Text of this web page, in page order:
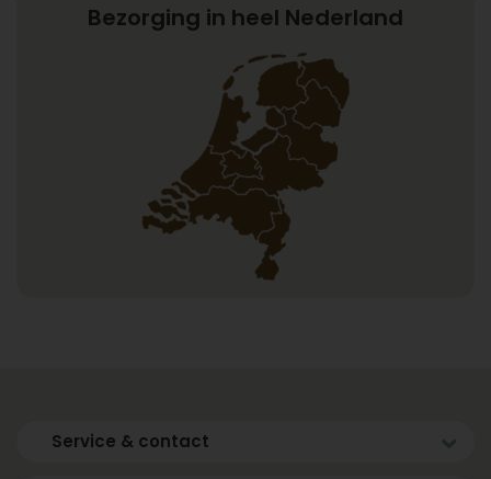
Bezorging in heel Nederland
Service & contact